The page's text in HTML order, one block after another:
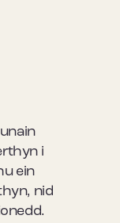
i
ein
nid